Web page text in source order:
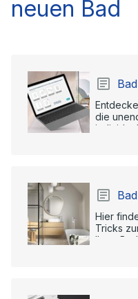
neuen Bad
die
Hier
Tricks
Ihres